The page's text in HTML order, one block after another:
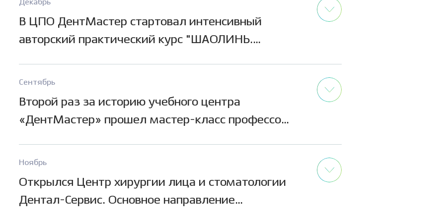
Декабрь
В ЦПО ДентМастер стартовал интенсивный
авторский практический курс "ШАОЛИНЬ.
проекта – основатель сети Дентал-Сервис,
Сентябрь
Второй раз за историю учебного центра
«ДентМастер» прошел мастер-класс профессора
методики и лайфхаки художественной
мастера приехали более 150 врачей-
стоматологов из Сибири, Казахстана, Москвы.
Ноябрь
Открылся Центр хирургии лица и стоматологии
Дентал-Сервис. Основное направление